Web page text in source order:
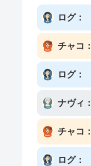
ログ：
チャコ：
ログ：
ナヴィ：
チャコ：
ログ：